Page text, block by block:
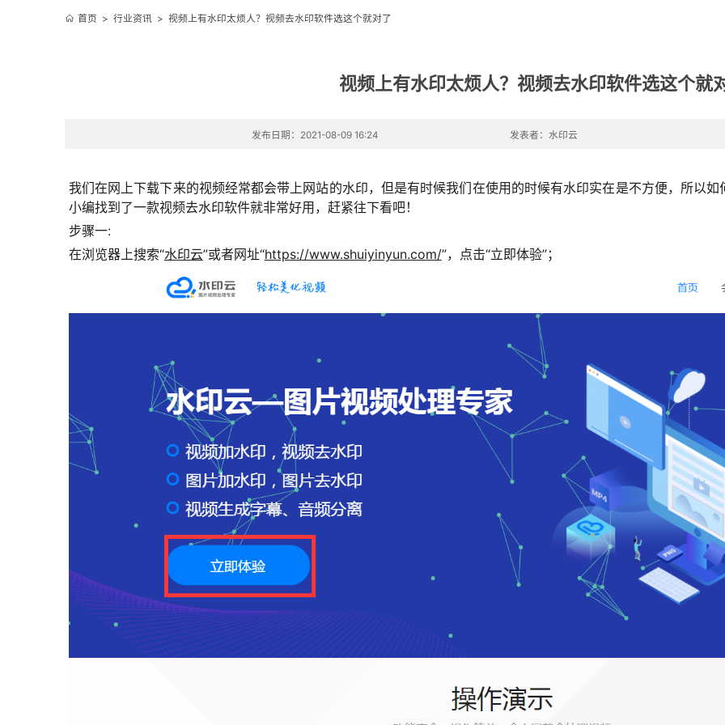
首页 > 行业资讯> 视频上有水印太烦人？视频去水印软件选这个就对了
视频上有水印太烦人？视频去水印软件选这个就
发布日期：2021-08-09 16:24 发表者：水印云
我们在网上下载下来的视频经常都会带上网站的水印，但是有时候我们在使用的时候有水印实在是不方便，所以
小编找到了一款视频去水印软件就非常好用，赶紧往下看吧！
步骤一:
在浏览器上搜索“水印云”或者网址“https://www.shuiyinyun.com/”，点击“立即体验”；